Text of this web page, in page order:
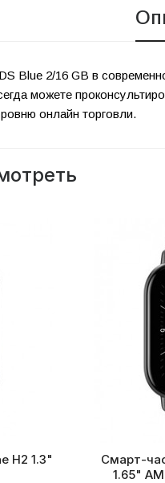
Blue 2/16 GB в
можете
онлайн торговли.
H2 1.3"
Смарт-
1.65"